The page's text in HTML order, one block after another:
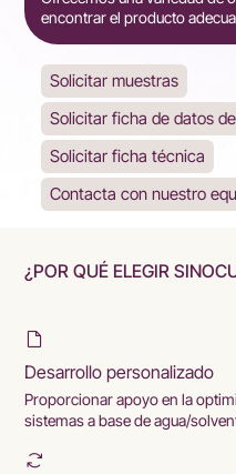
encontrar el producto
Solicitar muestras
Solicitar ficha de datos
Solicitar ficha técnica
Contacta con nuestro
¿POR QUÉ ELEGIR
Desarrollo personalizado
Proporcionar apoyo en la
sistemas a base de agua/